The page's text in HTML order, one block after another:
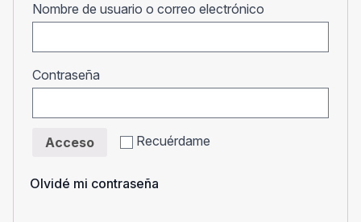
Nombre de usuario o correo electrónico
Contraseña
Recuérdame
Acceso
Olvidé mi contraseña